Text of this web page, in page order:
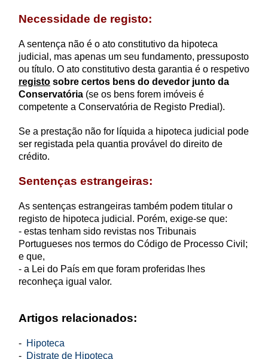
Necessidade de registo:
A sentença não é o ato constitutivo da hipoteca
judicial, mas apenas um seu fundamento, pressuposto
ou título. O ato constitutivo desta garantia é o respetivo
registo sobre certos bens do devedor junto da
Conservatória (se os bens forem imóveis é
competente a Conservatória de Registo Predial).
Se a prestação não for líquida a hipoteca judicial pode
ser registada pela quantia provável do direito de
crédito.
Sentenças estrangeiras:
As sentenças estrangeiras também podem titular o
registo de hipoteca judicial. Porém, exige-se que:
- estas tenham sido revistas nos Tribunais
Portugueses nos termos do Código de Processo Civil;
e que,
- a Lei do País em que foram proferidas lhes
reconheça igual valor.
Artigos relacionados:
- Hipoteca
- Distrate de Hipoteca